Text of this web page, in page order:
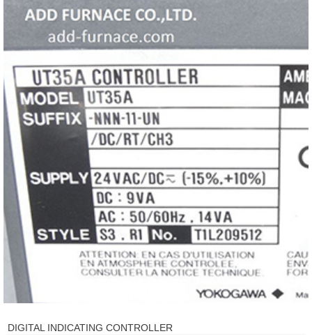
anello
schroder
Fiorentini
DIGITAL INDICATING CONTROLLER